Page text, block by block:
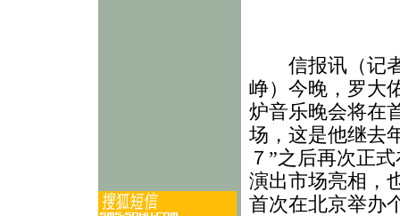
信报讯（记
峥）今晚，罗大
炉音乐晚会将在
场，这是他继去
７”之后再次正
演出市场亮相，
首次在北京举办